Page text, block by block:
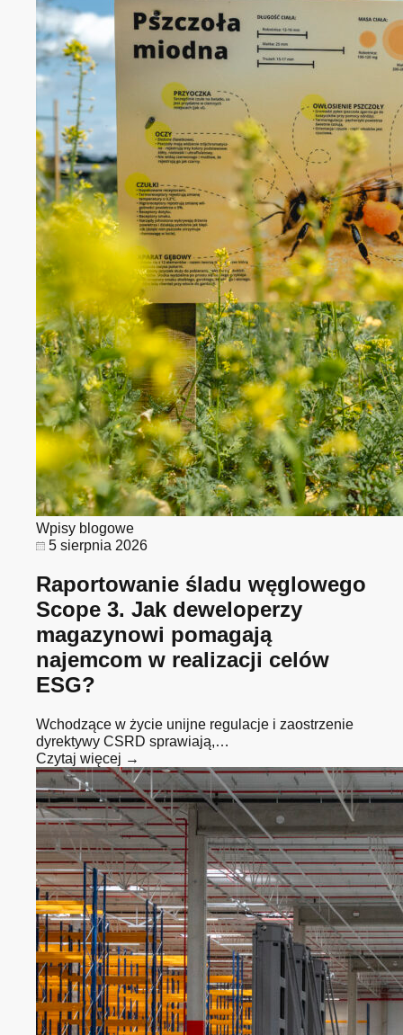
Wpisy blogowe
5 sierpnia 2026
Raportowanie śladu węglowego
Scope 3. Jak deweloperzy
magazynowi pomagają
najemcom w realizacji celów
ESG?
Wchodzące w życie unijne regulacje i zaostrzenie
dyrektywy CSRD sprawiają,…
Czytaj więcej →